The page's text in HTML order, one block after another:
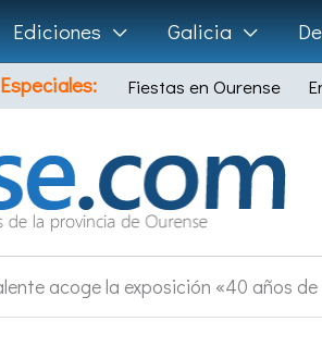
Ediciones Galicia
Especiales:
Fiestas en Ourense
acoge la exposición «40 años